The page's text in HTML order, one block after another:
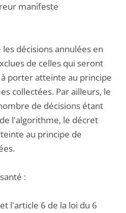
manifeste
décisions annulées en
de celles qui seront
porter atteinte au principe
collectées. Par ailleurs, le
de décisions étant
l'algorithme, le décret
au principe de
:
l'article 6 de la loi du 6